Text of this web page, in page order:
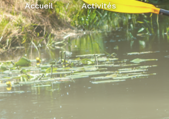
Accueil / Activités